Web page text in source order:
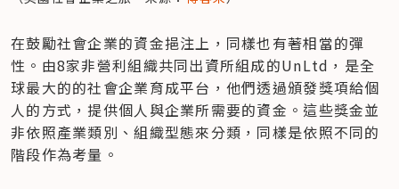
在鼓勵社會企業的資金挹注上，同樣也有著相當的彈
性。由8家非營利組織共同出資所組成的UnLtd，是全
球最大的的社會企業育成平台，他們透過頒發獎項給個
人的方式，提供個人與企業所需要的資金。這些獎金並
非依照產業類別、組織型態來分類，同樣是依照不同的
階段作為考量。